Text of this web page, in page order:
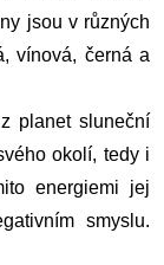
jsou v různých
vínová, černá a
planet sluneční
okolí, tedy i
energiemi jej
smyslu.